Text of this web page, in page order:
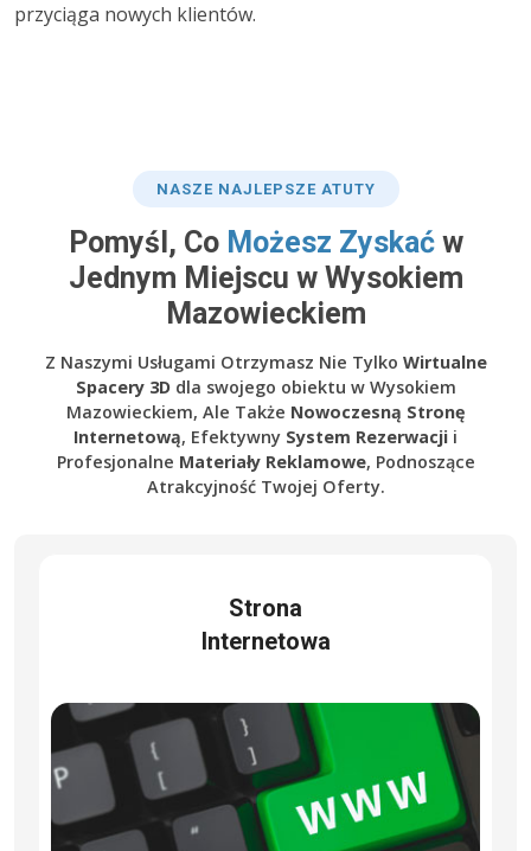
przyciąga nowych klientów.
NASZE NAJLEPSZE ATUTY
Pomyśl, Co Możesz Zyskaćw
Jednym Miejscu w Wysokiem
Mazowieckiem
Z Naszymi Usługami Otrzymasz Nie Tylko Wirtualne
Spacery 3Ddla swojego obiektu w Wysokiem
Mazowieckiem, Ale Także Nowoczesną Stronę
Internetową, Efektywny System Rezerwacji i
Profesjonalne Materiały Reklamowe, Podnoszące
Atrakcyjność Twojej Oferty.
Strona
Internetowa